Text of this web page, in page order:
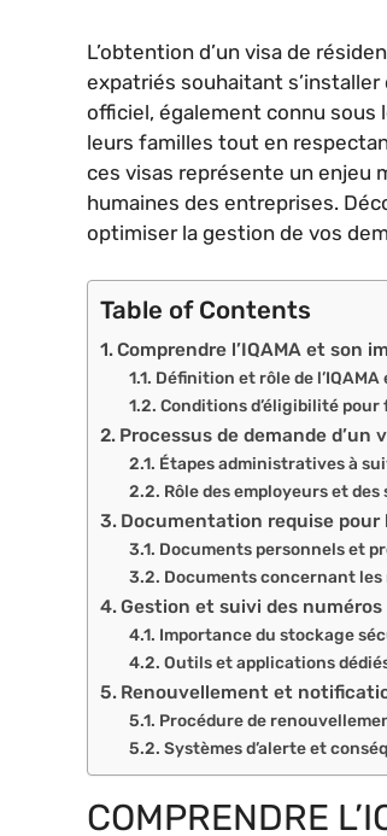
L’obtention d’un visa de
expatriés souhaitant
officiel, également connu sous
leurs familles tout en
ces visas représente un enjeu
humaines des entreprises.
optimiser la gestion de vos
Table of Contents
Comprendre l’IQAMA et son
Définition et rôle de
Conditions d’éligibilité
Processus de demande d’un
Étapes administratives à
Rôle des employeurs et des
Documentation requise
Documents personnels et
Documents concernant les
Gestion et suivi des numéros
Importance du stockage
Outils et applications
Renouvellement et
Procédure de
Systèmes d’alerte et
COMPRENDRE